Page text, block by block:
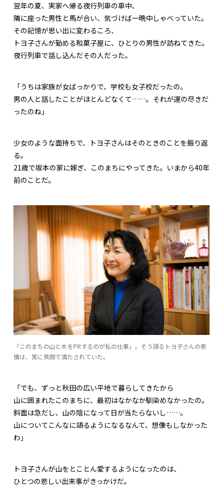
翌年の夏、実家へ帰る夜行列車の車中、
隣に座った男性と馬が合い、気づけば一晩中しゃべっていた。
その記憶が思い出に変わるころ、
トヨ子さんが勤める和菓子屋に、ひとりの男性が訪ねてきた。
夜行列車で話し込んだその人だった。
「うちは家族が女ばっかりで、学校も女子校だったの。
男の人と話したことがほとんどなくて……。それが運の尽きだ
ったのね」
少女のような面持ちで、トヨ子さんはそのときのことを振り返
る。
21歳で坂本の家に嫁ぎ、このまちにやってきた。いまから40年
前のことだ。
「このまちの山と木をPRするのが私の仕事」。そう語るトヨ子さんの表
情は、常に笑顔で満たされていた。
「でも、ずっと秋田の広い平地で暮らしてきたから
山に囲まれたこのまちに、最初はなかなか馴染めなかったの。
斜面は急だし、山の陰になって日が当たらないし……。
山についてこんなに語るようになるなんて、想像もしなかった
わ」
トヨ子さんが山をとことん愛するようになったのは、
ひとつの悲しい出来事がきっかけだ。